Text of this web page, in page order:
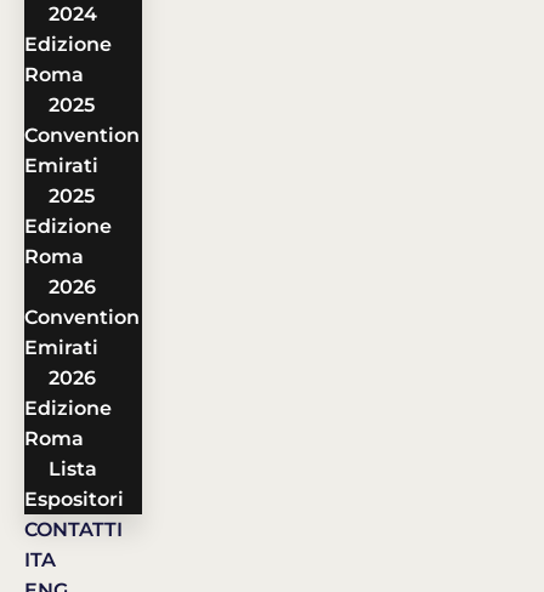
2024
Edizione
Roma
2025
Convention
Emirati
2025
Edizione
Roma
2026
Convention
Emirati
2026
Edizione
Roma
Lista
Espositori
CONTATTI
ITA